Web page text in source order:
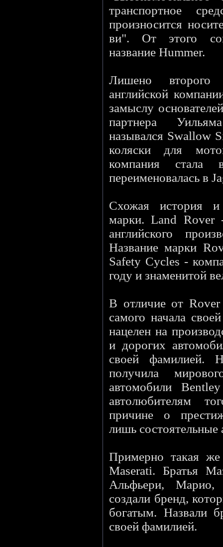
транспортное
произносится
ви". От этого
название Hummer.
Лишено
английской
замыслу
партнера
назывался Swallow
коляски для
компания стала
переименовалась в
Схожая история
марки. Land Rover
английского
Название марки
Safety Cycles -
году и знаменитой
В отличие от
самого начала
нацелен на
и дорогих
своей фамилией.
получила
автомобили
автолюбителям
причине о
лишь состоятельные
Примерно такая же
Maserati. Братья
Альфьери,
создали бренд,
богатым. Назвали
своей фамилией.